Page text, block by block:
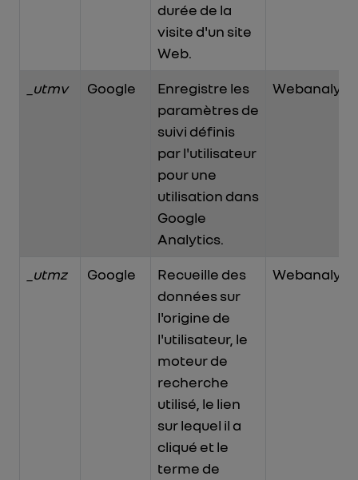
durée de la
visite d'un site
Web.
_utmv Google
Enregistre les
paramètres de
suivi définis
par l'utilisateur
pour une
utilisation dans
Google
Analytics.
_utmz Google
Recueille des
données sur
l'origine de
l'utilisateur, le
moteur de
recherche
utilisé, le lien
sur lequel il a
cliqué et le
terme de